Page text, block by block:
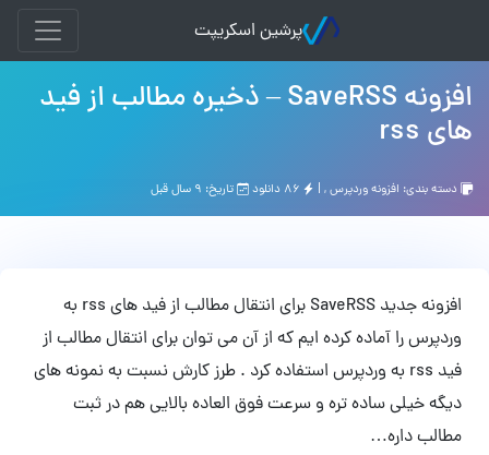
پرشین اسکریپت
افزونه SaveRSS – ذخیره مطالب از فید
های rss
دسته بندی: افزونه وردپرس, | تاریخ: ۹ سال قبل
افزونه جدید SaveRSS برای انتقال مطالب از فید های rss به
وردپرس را آماده کرده ایم که از آن می توان برای انتقال مطالب از
فید rss به وردپرس استفاده کرد . طرز کارش نسبت به نمونه های
دیگه خیلی ساده تره و سرعت فوق العاده بالایی هم در ثبت
مطالب داره…